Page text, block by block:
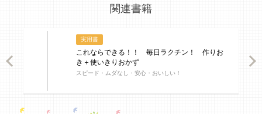
関連書籍
実用書
これならできる！！ 毎日ラクチン！ 作りお
き＋使いきりおかず
スピード・ムダなし・安心・おいしい！